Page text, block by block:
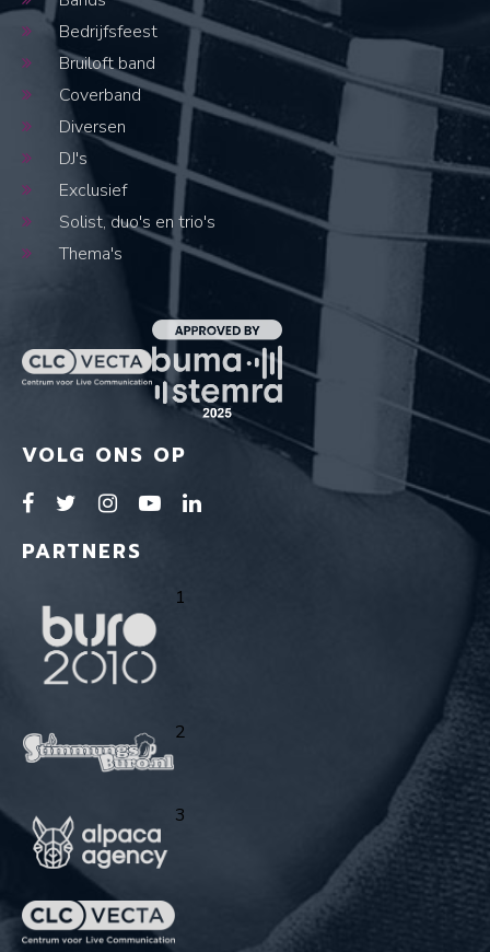
Bedrijfsfeest
Bruiloft band
Coverband
Diversen
DJ's
Exclusief
Solist, duo's en trio's
Thema's
VOLG ONS OP
PARTNERS
1
2
3